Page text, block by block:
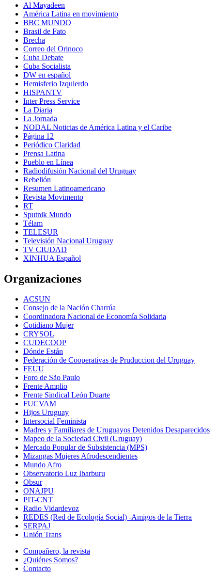
Al Mayadeen
América Latina en movimiento
BBC MUNDO
Brasil de Fato
Brecha
Correo del Orinoco
Cuba Debate
Cuba Socialista
DW en español
Hemisferio Izquierdo
HISPANTV
Inter Press Service
La Diaria
La Jornada
NODAL Noticias de América Latina y el Caribe
Página 12
Periódico Claridad
Prensa Latina
Pueblo en Línea
Radiodifusión Nacional del Uruguay
Rebelión
Resumen Latinoamericano
Revista Movimento
RT
Sputnik Mundo
Télam
TELESUR
Televisión Nacional Uruguay
TV CIUDAD
XINHUA Español
Organizaciones
ACSUN
Consejo de la Nación Charrúa
Coordinadora Nacional de Economía Solidaria
Cotidiano Mujer
CRYSOL
CUDECOOP
Dónde Están
Federación de Cooperativas de Pruduccion del Uruguay
FEUU
Foro de São Paulo
Frente Amplio
Frente Sindical León Duarte
FUCVAM
Hijos Uruguay
Intersocial Feminista
Madres y Familiares de Uruguayos Detenidos Desaparecidos
Mapeo de la Sociedad Civil (Uruguay)
Mercado Popular de Subsistencia (MPS)
Mizangas Mujeres Afrodescendientes
Mundo Afro
Observatorio Luz Ibarburu
Obsur
ONAJPU
PIT-CNT
Radio Vidardevoz
REDES (Red de Ecología Social) -Amigos de la Tierra
SERPAJ
Unión Trans
Compañero, la revista
¿Quiénes Somos?
Contacto